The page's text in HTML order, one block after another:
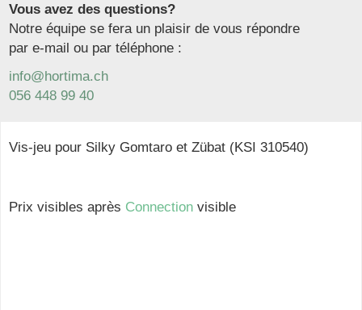
Vous avez des questions?
Notre équipe se fera un plaisir de vous répondre
par e-mail ou par téléphone :
info@hortima.ch
056 448 99 40
Vis-jeu pour Silky Gomtaro et Zübat (KSI 310540)
Prix visibles après Connection visible